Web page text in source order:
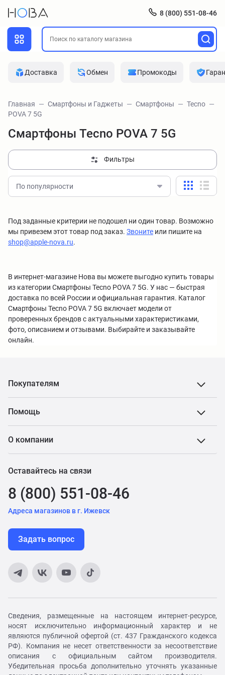
8 (800) 551-08-46
Доставка Обмен Промокоды
Главная Смартфоны и Гаджеты Смартфоны
Tecno
POVA 7 5G
Смартфоны Tecno POVA 7 5G
Фильтры
По популярности
Под заданные критерии не подошел ни один товар. Возможно
мы привезем этот товар под заказ. Звоните или пишите на
shop@apple-nova.ru.
В интернет-магазине Нова вы можете выгодно купить товары
из категории Смартфоны Tecno POVA 7 5G. У нас — быстрая
доставка по всей России и официальная гарантия. Каталог
Смартфоны Tecno POVA 7 5G включает модели от
проверенных брендов с актуальными характеристиками,
фото, описанием и отзывами. Выбирайте и заказывайте
онлайн.
Покупателям
Помощь
О компании
Оставайтесь на связи
8 (800) 551-08-46
Адреса магазинов в г. Ижевск
Задать вопрос
Сведения, размещенные на настоящем интернет-ресурсе,
носят исключительно информационный характер и не
являются публичной офертой (ст. 437 Гражданского кодекса
РФ). Компания не несет ответственности за несоответствие
описания с официальным сайтом производителя.
Убедительная просьба дополнительно уточнять указанные